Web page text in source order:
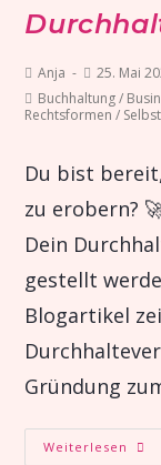
Anja
25. Mai
Buchhaltung /
Rechtsformen /
Du bist
zu erobern?
Dein
gestellt
Blogartikel
Gründung
Weiterlesen